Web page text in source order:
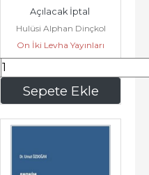
Sepete Ekle
Açılacak İptal
Davasında Davacı (Ciltli)
-
Hulüsi Alphan Dinçkol
On İki Levha Yayınları
936,00